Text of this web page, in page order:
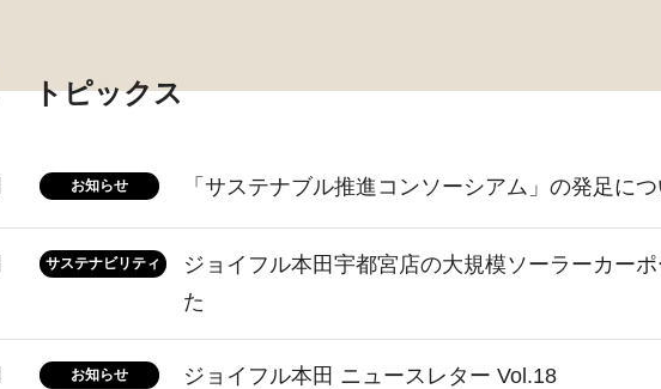
トピックス
お知らせ 「サステナブル推進コンソーシアム」の発足につ
サステナビリティ
ジョイフル本田宇都宮店の大規模ソーラーカー
た
お知らせ ジョイフル本田 ニュースレター Vol.18